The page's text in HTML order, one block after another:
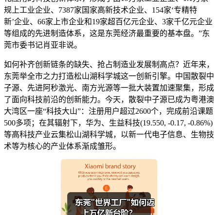
规上工业企业、7387家国家高新技术企业、154家‘专精特
新’企业、66家上市企业和19家超百亿元企业、3家千亿元企业
等组成的先进制造体系，这是东莞经济最重要的基本盘。”东
莞市委书记肖亚非说。
如何补齐创新链条的缺失、抢占制造业发展制高点？近年来，
东莞举全市之力打造松山湖科学城这一创新引擎。中国散裂中
子源、先进阿秒激光、南方光源等一批大装置加速聚集，形成
了面向科技前沿的创新能力。今天，散裂中子源已成为粤港澳
大湾区一座“科技大山”：注册用户超过2600个，完成前沿课题
500多项；在其辐射下，华为、生益科技(19.550, -0.17, -0.86%)
等高科技产业云集松山湖科学城，以新一代电子信息、生物技
术等为核心的产业体系渐成雏形。